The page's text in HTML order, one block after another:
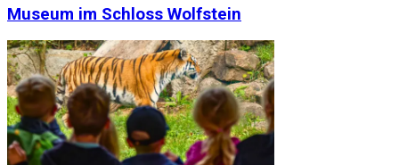
Museum im Schloss Wolfstein